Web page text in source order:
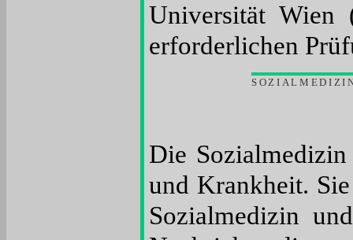
Universität Wien
erforderlichen
Die
und Krankheit.
Sozialmedizin